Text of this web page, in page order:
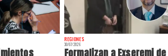
REGIONES
30/07/2026
Formalizan a Exseremi de